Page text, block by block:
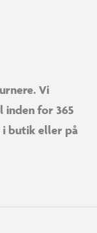
Vi
inden for 365
i butik eller på